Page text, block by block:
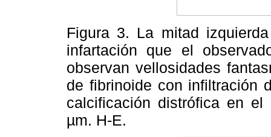
Figura 3. La mitad
infartación que el
observan vellosidades
de fibrinoide con infiltración
calcificación distrófica en el
µm. H-E.